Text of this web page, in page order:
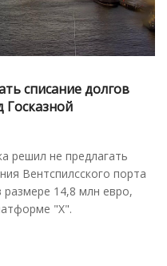
списание долгов
Госказной
решил не предлагать
Вентспилсского порта
размере 14,8 млн евро,
"X".